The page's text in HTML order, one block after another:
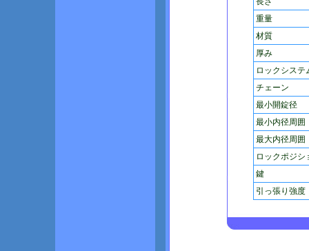
重量
材質
厚み
ロックシステ
チェーン
最小開錠径
最小内径周囲
最大内径周囲
ロックポジシ
鍵
引っ張り強度